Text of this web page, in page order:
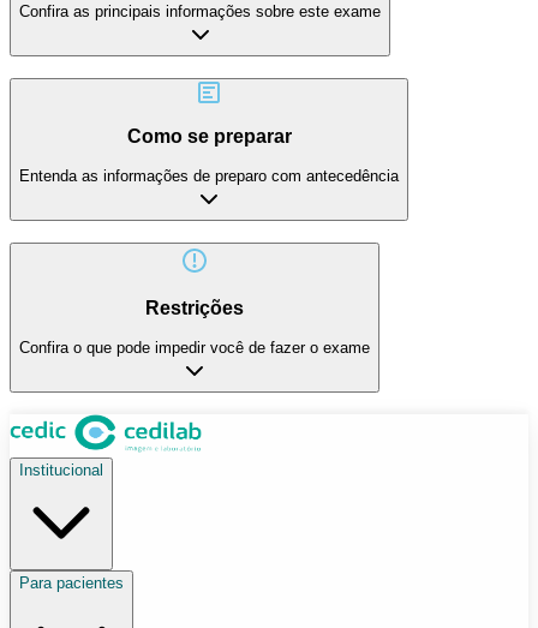
Confira as principais informações sobre este exame
Como se preparar
Entenda as informações de preparo com antecedência
Restrições
Confira o que pode impedir você de fazer o exame
Institucional
Para pacientes